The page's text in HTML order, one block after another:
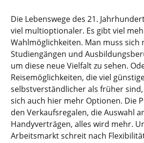
Die Lebenswege des 21.
viel multioptionaler. Es gibt viel
Wahlmöglichkeiten. Man muss sich
Studiengängen und
um diese neue Vielfalt zu sehen.
Reisemöglichkeiten, die viel
selbstverständlicher als früher
sich auch hier mehr Optionen. Die
den Verkaufsregalen, die Auswahl
Handyverträgen, alles wird mehr.
Arbeitsmarkt schreit nach